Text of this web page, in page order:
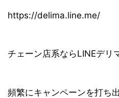
https://delima.line.me/
チェーン店系ならLINEデリ
頻繁にキャンペーンを打ち